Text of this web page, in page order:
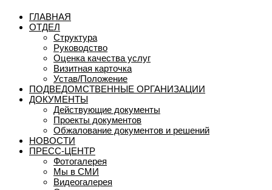
ГЛАВНАЯ
ОТДЕЛ
Структура
Руководство
Оценка качества услуг
Визитная карточка
Устав/Положение
ПОДВЕДОМСТВЕННЫЕ ОРГАНИЗАЦИИ
ДОКУМЕНТЫ
Действующие документы
Проекты документов
Обжалование документов и решений
НОВОСТИ
ПРЕСС-ЦЕНТР
Фотогалерея
Мы в СМИ
Видеогалерея